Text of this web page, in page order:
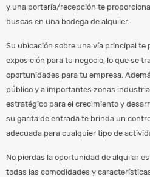
y una portería/recepción te
buscas en una bodega de alquiler.
Su ubicación sobre una vía principal
exposición para tu negocio, lo que se
oportunidades para tu empresa.
público y a importantes zonas
estratégico para el crecimiento y
su garita de entrada te brinda un
adecuada para cualquier tipo de
No pierdas la oportunidad de alquilar
todas las comodidades y